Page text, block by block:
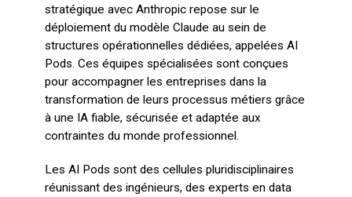
stratégique avec Anthropic repose sur le
déploiement du modèle Claude au sein de
structures opérationnelles dédiées, appelées AI
Pods. Ces équipes spécialisées sont conçues
pour accompagner les entreprises dans la
transformation de leurs processus métiers grâce
à une IA fiable, sécurisée et adaptée aux
contraintes du monde professionnel.
Les AI Pods sont des cellules pluridisciplinaires
réunissant des ingénieurs, des experts en data